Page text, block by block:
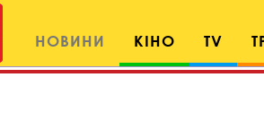
НОВИНИ КІНО TV